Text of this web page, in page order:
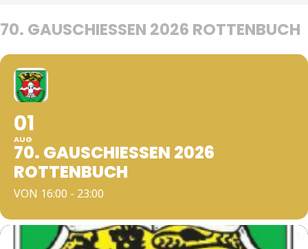
70. GAUSCHIESSEN 2026 ROTTENBUCH
01
AUG
70. GAUSCHIESSEN 2026 R
OTTENBUCH
VON 16:00 - 23:00